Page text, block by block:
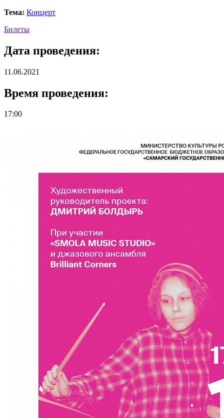
Тема: Концерт
Билеты
Дата проведения:
11.06.2021
Время проведения:
17:00